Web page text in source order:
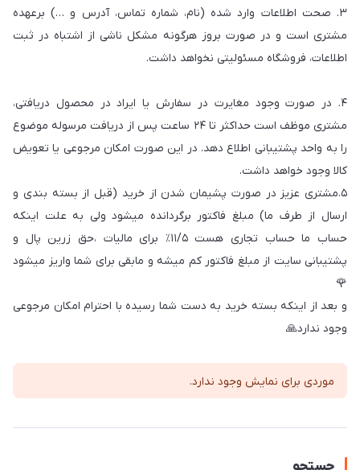
۳. صحت اطلاعات وارد شده (نام، شماره تماس، آدرس و …) برعهده
مشتری است و در صورت بروز هرگونه مشکل ناشی از اشتباه در ثبت
اطلاعات، فروشگاه مسئولیتی نخواهد داشت.
۴. در صورت وجود مغایرت در سفارش یا ایراد در محصول دریافتی،
مشتری موظف است حداکثر تا ۲۴ ساعت پس از دریافت مرسوله موضوع
را به واحد پشتیبانی اطلاع دهد. در این صورت امکان مرجوعی یا تعویض
کالا وجود خواهد داشت.
۵.مشتری عزیز در صورت پشیمان شدن از خرید (قبل از بسته بندی و
ارسال از طرف ما) مبلغ فاکتور برگردانده میشود ولی به علت اینکه
حساب ما حساب تجاری هست ۱۱/۵٪ برای مالیات ،حق زرین پال و
پشتیبانی سایت از مبلغ فاکتور کم میشه و مابقی برای شما واریز میشود
🌹
و بعد از اینکه بسته خرید به دست شما رسیده با احترام امکان مرجوعی
وجود ندارد🙏
موردی برای نمایش وجود ندارد.